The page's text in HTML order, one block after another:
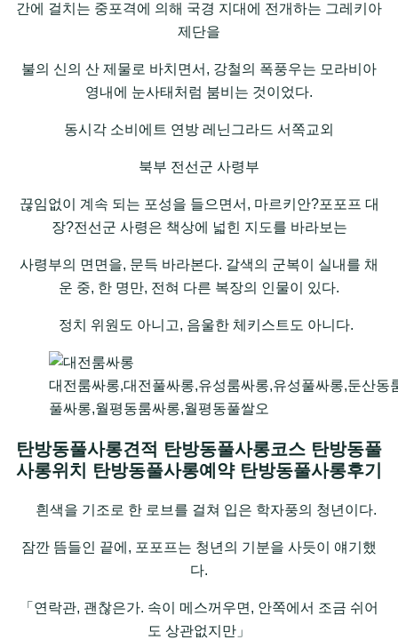
간에 걸치는 중포격에 의해 국경 지대에 전개하는 그레키아
제단을
불의 신의 산 제물로 바치면서, 강철의 폭풍우는 모라비아
영내에 눈사태처럼 붐비는 것이었다.
동시각 소비에트 연방 레닌그라드 서쪽교외
북부 전선군 사령부
끊임없이 계속 되는 포성을 들으면서, 마르키안?포포프 대
장?전선군 사령은 책상에 넓힌 지도를 바라보는
사령부의 면면을, 문득 바라본다. 갈색의 군복이 실내를 채
운 중, 한 명만, 전혀 다른 복장의 인물이 있다.
정치 위원도 아니고, 음울한 체키스트도 아니다.
대전룸싸롱,대전풀싸롱,유성룸싸롱,유성풀싸롱,둔산동
풀싸롱,월평동룸싸롱,월평동풀쌀오
탄방동풀사롱견적 탄방동풀사롱코스 탄방동풀
사롱위치 탄방동풀사롱예약 탄방동풀사롱후기
흰색을 기조로 한 로브를 걸쳐 입은 학자풍의 청년이다.
잠깐 뜸들인 끝에, 포포프는 청년의 기분을 사듯이 얘기했
다.
「연락관, 괜찮은가. 속이 메스꺼우면, 안쪽에서 조금 쉬어
도 상관없지만」